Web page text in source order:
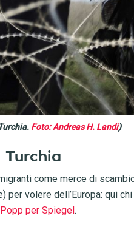
Foto: Andreas H. Landi)
Turchia
come merce di
volere dell’Europa: qui
per Spiegel .